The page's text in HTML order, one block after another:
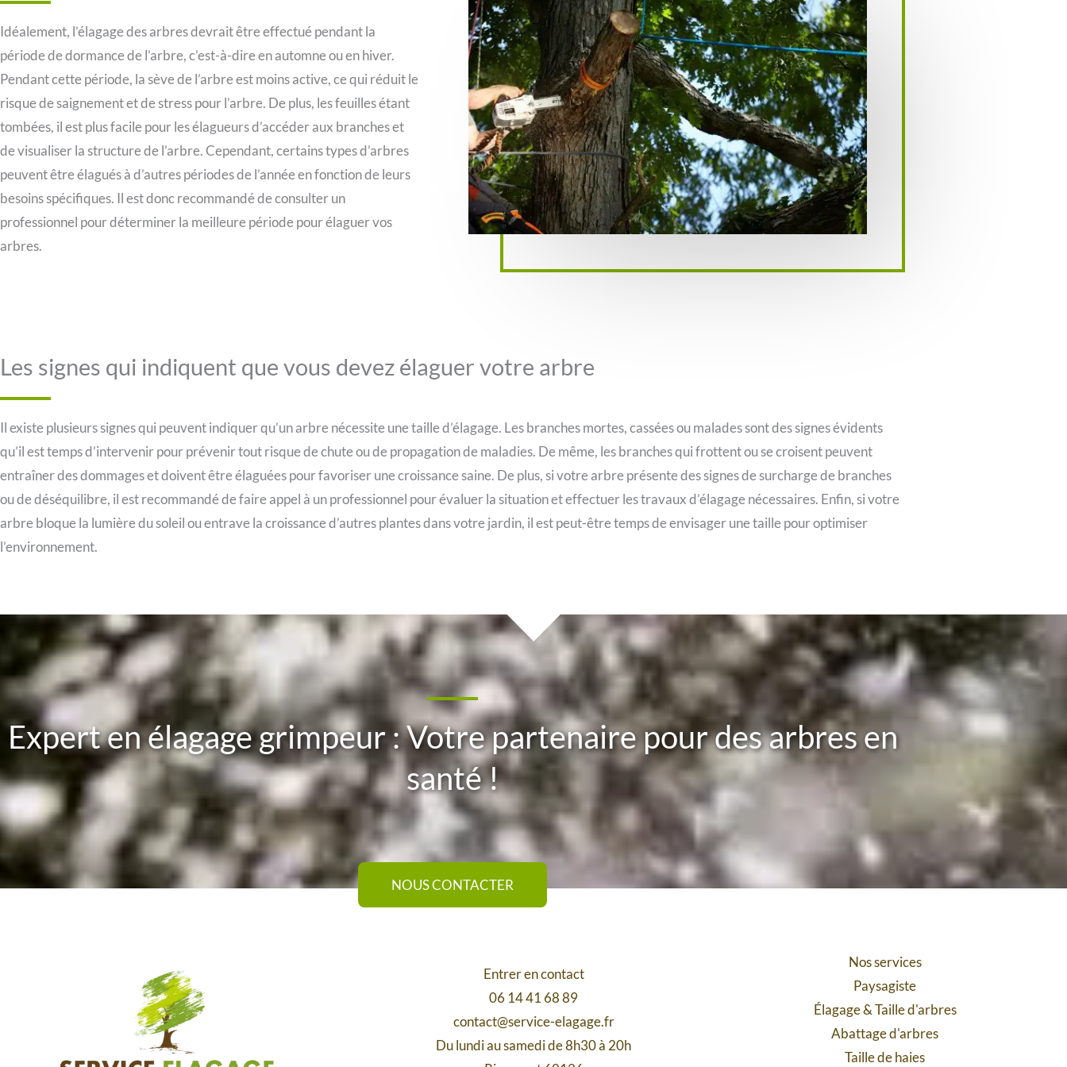
Idéalement, l’élagage des arbres devrait être effectué pendant la
période de dormance de l’arbre, c’est-à-dire en automne ou en hiver.
Pendant cette période, la sève de l’arbre est moins active, ce qui réduit le
risque de saignement et de stress pour l’arbre. De plus, les feuilles étant
tombées, il est plus facile pour les élagueurs d’accéder aux branches et
de visualiser la structure de l’arbre. Cependant, certains types d’arbres
peuvent être élagués à d’autres périodes de l’année en fonction de leurs
besoins spécifiques. Il est donc recommandé de consulter un
professionnel pour déterminer la meilleure période pour élaguer vos
arbres.
Les signes qui indiquent que vous devez élaguer votre arbre
Il existe plusieurs signes qui peuvent indiquer qu’un arbre nécessite une taille d’élagage. Les branches mortes, cassées ou malades sont des signes évidents
qu’il est temps d’intervenir pour prévenir tout risque de chute ou de propagation de maladies. De même, les branches qui frottent ou se croisent peuvent
entraîner des dommages et doivent être élaguées pour favoriser une croissance saine. De plus, si votre arbre présente des signes de surcharge de branches
ou de déséquilibre, il est recommandé de faire appel à un professionnel pour évaluer la situation et effectuer les travaux d’élagage nécessaires. Enfin, si votre
arbre bloque la lumière du soleil ou entrave la croissance d’autres plantes dans votre jardin, il est peut-être temps de envisager une taille pour optimiser
l’environnement.
Expert en élagage grimpeur : Votre partenaire pour des arbres en
santé !
NOUS CONTACTER
Entrer en contact
06 14 41 68 89
contact@service-elagage.fr
Du lundi au samedi de 8h30 à 20h
Nos services
Paysagiste
Élagage&Taille d'arbres
Abattage d'arbres
Taille de haies